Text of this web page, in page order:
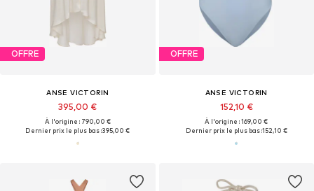
OFFRE
ANSE VICTORIN
395,00 €
À l'origine : 790,00 €
Dernier prix le plus bas :395,00 €
OFFRE
ANSE VICTORIN
152,10 €
À l'origine : 169,00 €
Dernier prix le plus bas :152,10 €